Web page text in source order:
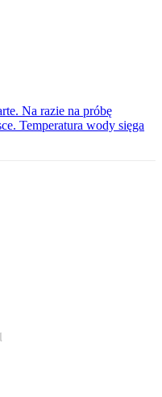
Na razie na próbę
Temperatura wody sięga